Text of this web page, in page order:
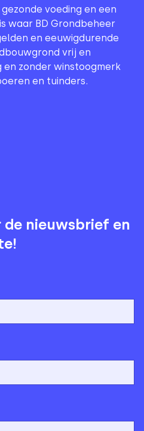
voeding en een
waar BD Grondbeheer
en eeuwigdurende
vrij en
zonder winstoogmerk
en tuinders.
nieuwsbrief en